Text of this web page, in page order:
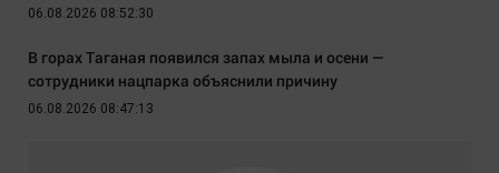
06.08.2026 08:52:30
В горах Таганая появился запах мыла и осени —
сотрудники нацпарка объяснили причину
06.08.2026 08:47:13